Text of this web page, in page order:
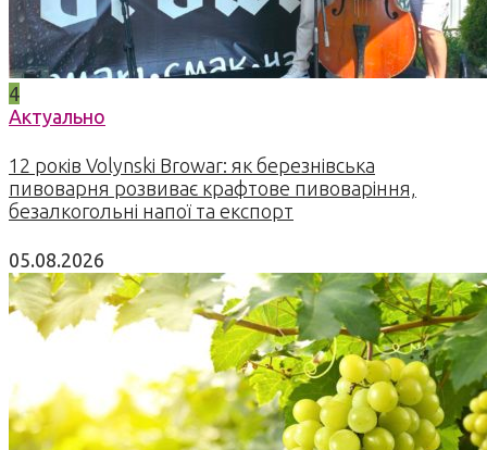
4
Актуально
12 років Volynski Browar: як березнівська
пивоварня розвиває крафтове пивоваріння,
безалкогольні напої та експорт
05.08.2026